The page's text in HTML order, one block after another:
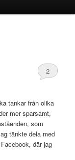
2
tankar från olika
mer sparsamt,
som
tänkte dela med
där jag